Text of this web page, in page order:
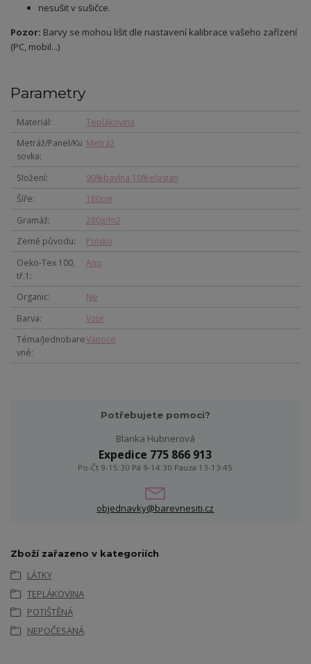
nesušit v sušičce.
Pozor: Barvy se mohou lišit dle nastavení kalibrace vašeho zařízení
(PC, mobil...)
Parametry
Materiál
Teplákovina
Metráž/Panel/Ku
sovka
Metráž
Složení
90%bavlna 10%elastan
Šíře
180cm
Gramáž
280g/m2
Země původu
Polsko
Oeko-Tex 100,
tř.1
Ano
Organic
Ne
Barva
Vzor
Téma/Jednobare
vné
Vánoce
Potřebujete pomoci?
Blanka Hubnerová
Expedice 775 866 913
Po-Čt 9-15:30 Pá 9-14:30 Pauza 13-13:45
objednavky@barevnesiti.cz
Zboží zařazeno v kategoriích
LÁTKY
TEPLÁKOVINA
POTIŠTĚNÁ
NEPOČESANÁ